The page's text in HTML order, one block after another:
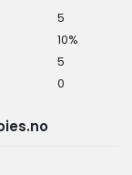
5
10%
5
0